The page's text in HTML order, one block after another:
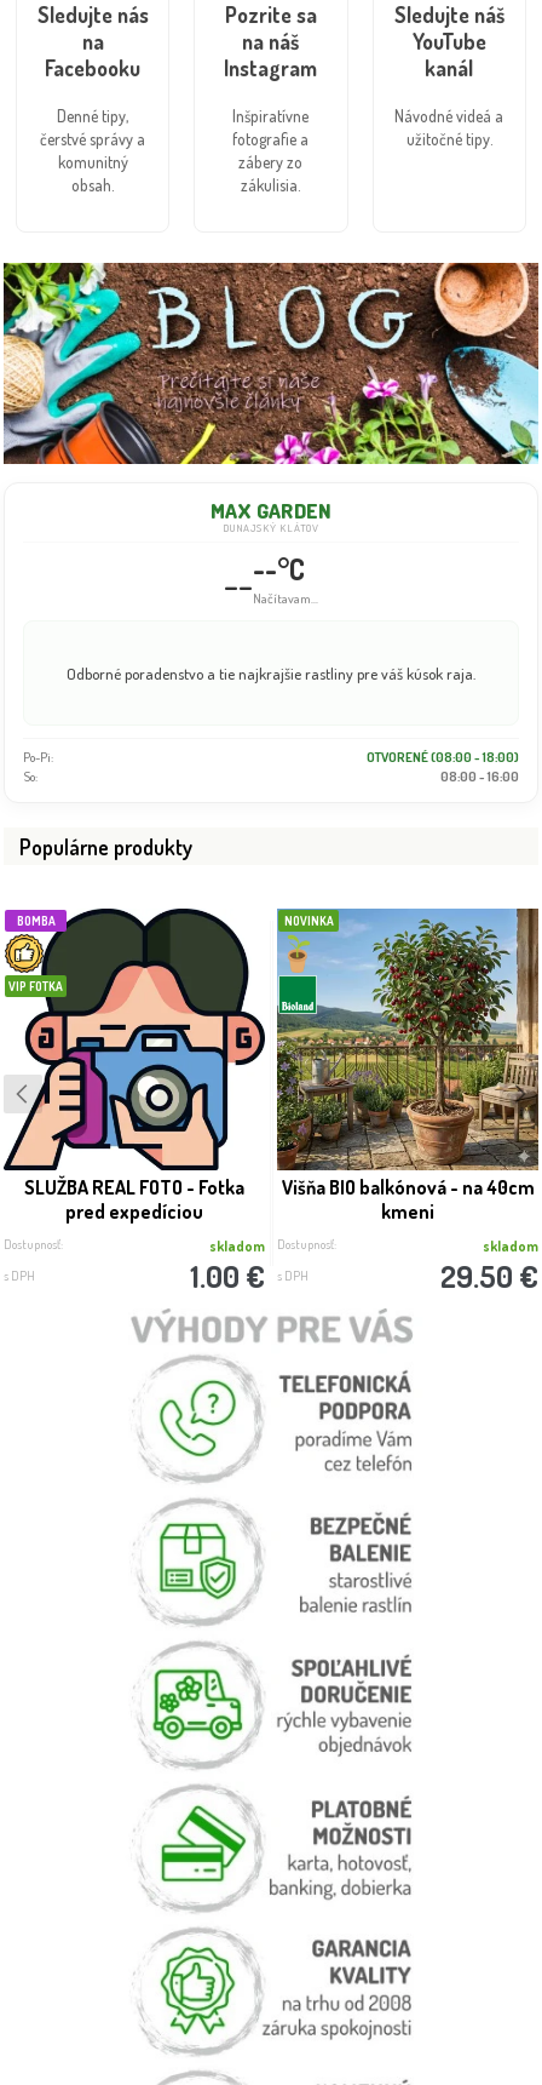
MAX GARDEN
DUNAJSKÝ KLÁTOV
--°C
Info dočasne nedostupné
Odborné poradenstvo a tie najkrajšie rastliny pre váš kúsok raja.
Po-Pi:
OTVORENÉ (08:00 - 18:00)
So:
08:00 - 16:00
Populárne produkty
BOMBA
VIP FOTKA
SLUŽBA REAL FOTO - Fotka
pred expedíciou
Dostupnosť: skladom
s DPH 1.00 €
NOVINKA
Višňa BIO balkónová - na 40cm
kmeni
Dostupnosť: skladom
s DPH 29.50 €
Sledujte nás
na
Facebooku
Denné tipy,
čerstvé správy a
komunitný
obsah.
Pozrite sa
na náš
Instagram
Inšpiratívne
fotografie a
zábery zo
zákulisia.
Sledujte náš
YouTube
kanál
Návodné videá a
užitočné tipy.